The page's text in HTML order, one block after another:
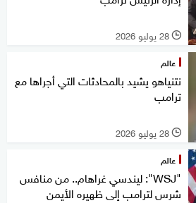
l 28 يوليو 2026
عالم
نتنياهو يشيد بالمحادثات التي أجراها مع
ترامب
l 28 يوليو 2026
عالم
"WSJ": ليندسي غراهام.. من منافس
شرس لترامب إلى ظهيره الأيمن